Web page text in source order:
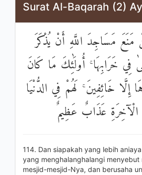
Surat Al-Baqarah (2)
مَسَاجِدَ اللَّهِ أَنْ يُذْكَرَ
فِي خَرَابِهَا ۚ أُولَٰئِكَ مَا كَانَ
إِلَّا خَائِفِينَ ۚ لَهُمْ فِي الدُّنْيَا
عَذَابٌ عَظِيمٌ
114. Dan siapakah yang lebih
yang menghalanghalangi menyebut
mesjid-mesjid-Nya, dan berusaha